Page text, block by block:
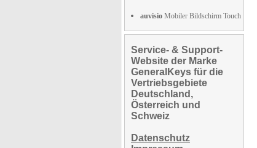
auvisio Mobiler Bildschirm Touch
Service- & Support-
Website der Marke
GeneralKeys für die
Vertriebsgebiete
Deutschland,
Österreich und
Schweiz
Datenschutz